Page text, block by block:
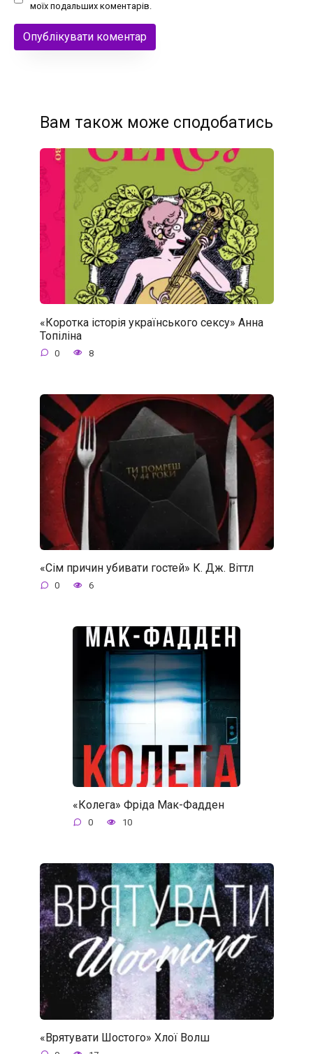
моїх подальших коментарів.
Вам також може сподобатись
«Коротка історія українського сексу» Анна
Топіліна
0 8
«Сім причин убивати гостей» К. Дж. Віттл
0 6
«Колега» Фріда Мак-Фадден
0 10
«Врятувати Шостого» Хлої Волш